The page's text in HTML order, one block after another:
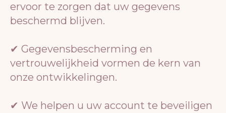
ervoor te zorgen dat uw gegevens
beschermd blijven.
✔ Gegevensbescherming en
vertrouwelijkheid vormen de kern van
onze ontwikkelingen.
✔ We helpen u uw account te beveiligen